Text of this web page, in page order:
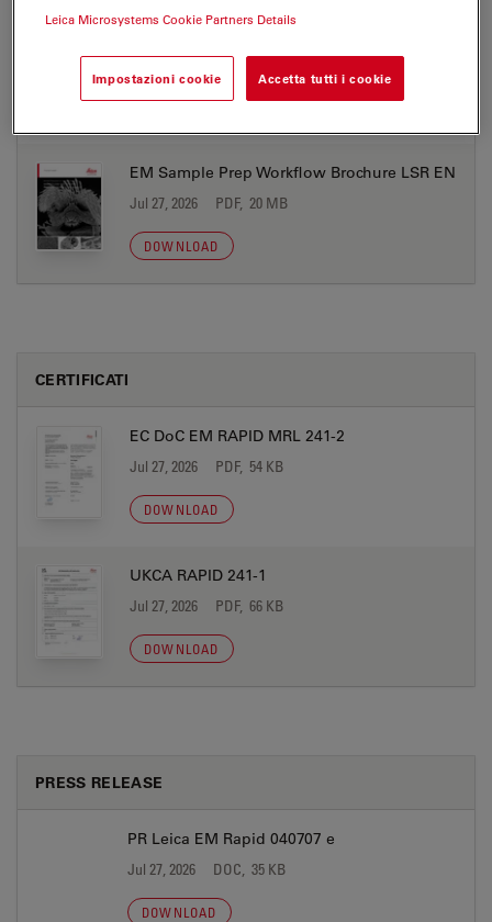
EM Sample Preparation Brochure Workflows
Jul 27, 2026 PDF, 19 MB
DOWNLOAD
EM Sample Prep Workflow Brochure LSR EN
Jul 27, 2026 PDF, 20 MB
DOWNLOAD
CERTIFICATI
EC DoC EM RAPID MRL 241-2
Jul 27, 2026 PDF, 54 KB
DOWNLOAD
UKCA RAPID 241-1
Jul 27, 2026 PDF, 66 KB
DOWNLOAD
PRESS RELEASE
PR Leica EM Rapid 040707 e
Jul 27, 2026 DOC, 35 KB
DOWNLOAD
Leica Microsystems Cookie Partners Details
Impostazioni cookie Accetta tutti i cookie